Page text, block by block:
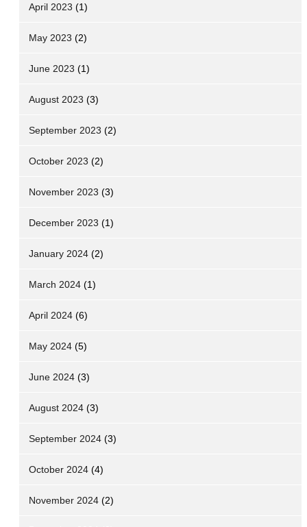
April 2023 (1)
May 2023 (2)
June 2023 (1)
August 2023 (3)
September 2023 (2)
October 2023 (2)
November 2023 (3)
December 2023 (1)
January 2024 (2)
March 2024 (1)
April 2024 (6)
May 2024 (5)
June 2024 (3)
August 2024 (3)
September 2024 (3)
October 2024 (4)
November 2024 (2)